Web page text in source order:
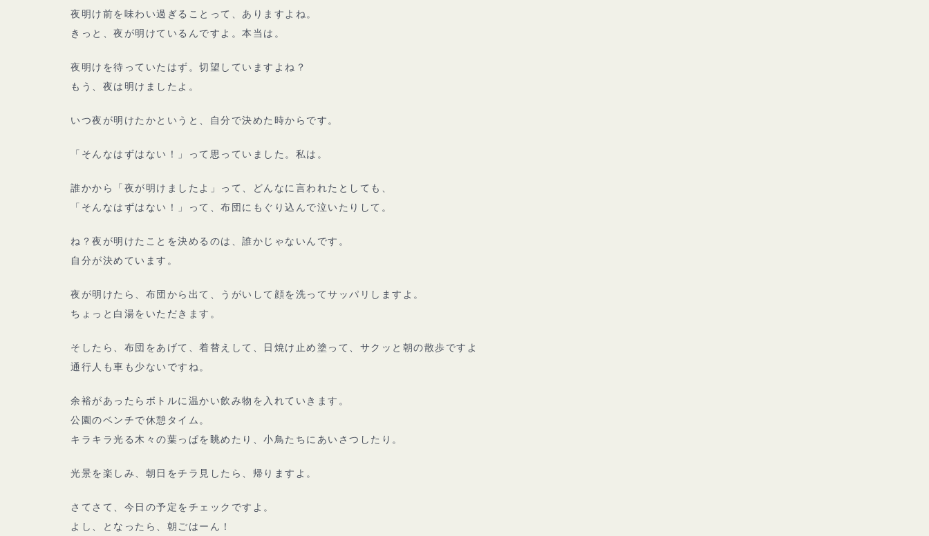
夜明け前を味わい過ぎることって、ありますよね。
きっと、夜が明けているんですよ。本当は。
夜明けを待っていたはず。切望していますよね？
もう、夜は明けましたよ。
いつ夜が明けたかというと、自分で決めた時からです。
「そんなはずはない！」って思っていました。私は。
誰かから「夜が明けましたよ」って、どんなに言われたとしても、
「そんなはずはない！」って、布団にもぐり込んで泣いたりして。
ね？夜が明けたことを決めるのは、誰かじゃないんです。
自分が決めています。
夜が明けたら、布団から出て、うがいして顔を洗ってサッパリしますよ。
ちょっと白湯をいただきます。
そしたら、布団をあげて、着替えして、日焼け止め塗って、サクッと朝の散歩ですよ
通行人も車も少ないですね。
余裕があったらボトルに温かい飲み物を入れていきます。
公園のベンチで休憩タイム。
キラキラ光る木々の葉っぱを眺めたり、小鳥たちにあいさつしたり。
光景を楽しみ、朝日をチラ見したら、帰りますよ。
さてさて、今日の予定をチェックですよ。
よし、となったら、朝ごはーん！